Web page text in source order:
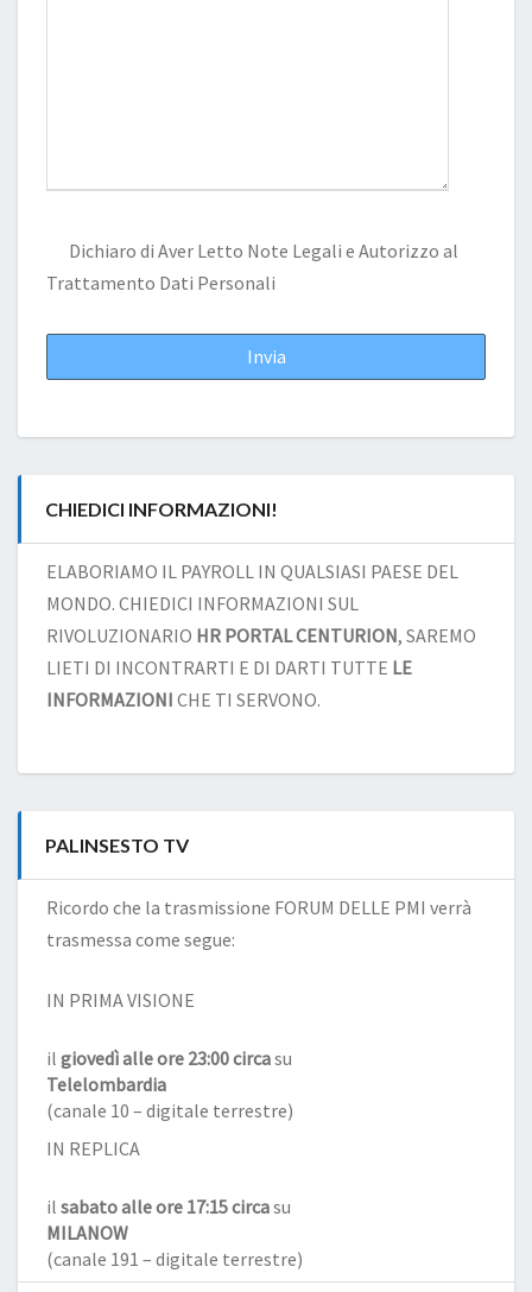
Dichiaro di Aver Letto Note Legali e Autorizzo al
Trattamento Dati Personali
CHIEDICI INFORMAZIONI!
ELABORIAMO IL PAYROLL IN QUALSIASI PAESE DEL
MONDO. CHIEDICI INFORMAZIONI SUL
RIVOLUZIONARIO HR PORTAL CENTURION, SAREMO
LIETI DI INCONTRARTI E DI DARTI TUTTE LE
INFORMAZIONI CHE TI SERVONO.
PALINSESTO TV
Ricordo che la trasmissione FORUM DELLE PMI verrà
trasmessa come segue:
IN PRIMA VISIONE
il giovedì alle ore 23:00 circasu
Telelombardia
(canale 10 – digitale terrestre)
IN REPLICA
il sabato alle ore 17:15 circasu
MILANOW
(canale 191 – digitale terrestre)